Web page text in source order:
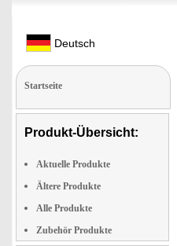
Deutsch
Startseite
Produkt-Übersicht:
Aktuelle Produkte
Ältere Produkte
Alle Produkte
Zubehör Produkte